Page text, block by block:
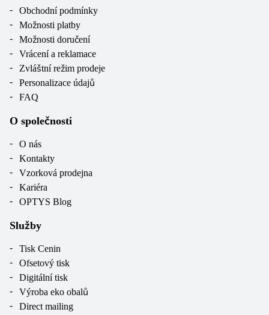
Obchodní podmínky
Možnosti platby
Možnosti doručení
Vrácení a reklamace
Zvláštní režim prodeje
Personalizace údajů
FAQ
O společnosti
O nás
Kontakty
Vzorková prodejna
Kariéra
OPTYS Blog
Služby
Tisk Cenin
Ofsetový tisk
Digitální tisk
Výroba eko obalů
Direct mailing